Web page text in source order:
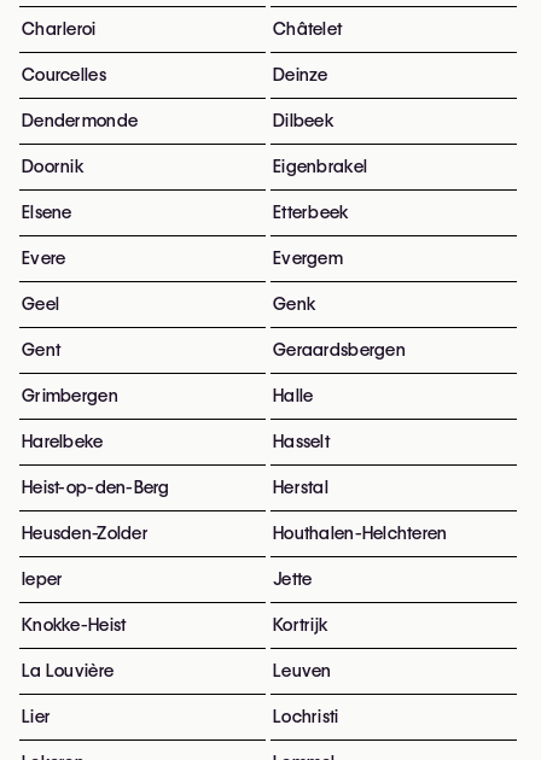
Charleroi Châtelet
Courcelles Deinze
Dendermonde Dilbeek
Doornik Eigenbrakel
Elsene Etterbeek
Evere Evergem
Geel Genk
Gent Geraardsbergen
Grimbergen Halle
Harelbeke Hasselt
Heist-op-den-Berg Herstal
Heusden-Zolder Houthalen-Helchteren
Ieper Jette
Knokke-Heist Kortrijk
La Louvière Leuven
Lier Lochristi